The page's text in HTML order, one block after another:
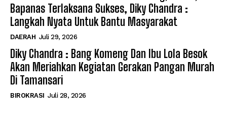
Bapanas Terlaksana Sukses, Diky Chandra :
Langkah Nyata Untuk Bantu Masyarakat
DAERAH Juli 29, 2026
Diky Chandra : Bang Komeng Dan Ibu Lola Besok
Akan Meriahkan Kegiatan Gerakan Pangan Murah
Di Tamansari
BIROKRASI Juli 28, 2026